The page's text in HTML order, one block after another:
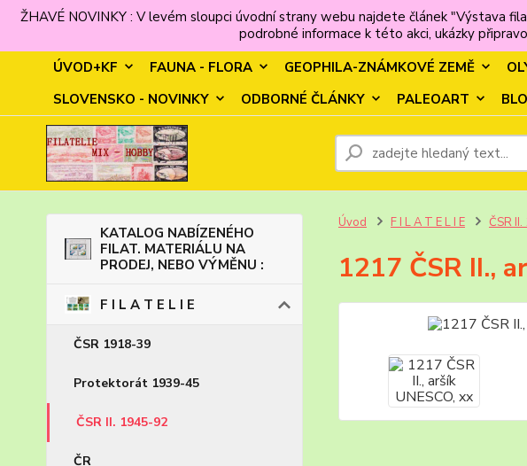
ŽHAVÉ NOVINKY : V levém sloupci úvodní strany webu najdete článek "Výstava
podrobné informace k této akci, ukázky
ÚVOD+KF
FAUNA - FLORA GEOPHILA-ZNÁMKOVÉ ZEMĚ
SLOVENSKO - NOVINKY
ODBORNÉ ČLÁNKY PALEOART
KATALOG NABÍZENÉHO
FILAT. MATERIÁLU NA
PRODEJ, NEBO VÝMĚNU :
F I L A T E L I E
ČSR 1918-39
Protektorát 1939-45
ČSR II. 1945-92
ČR
Úvod F I L A T E L I E ČSR
1217 ČSR II.,